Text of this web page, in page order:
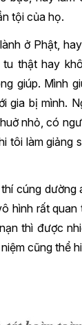
tội của họ.
ở Phật,
thật hay
giúp. Mình
gia bị mình.
nhỏ, có
tôi làm giảng
cúng
hình rất quan
thì được
cũng thể